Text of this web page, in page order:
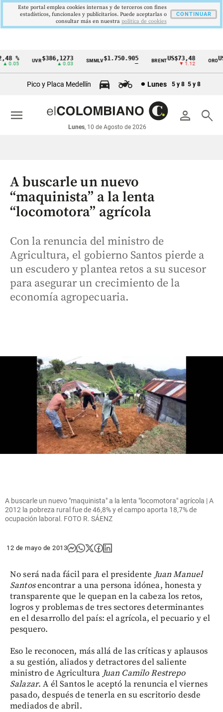
Cintillo
económicos
Colombia
% UVR$386,1273
▲ 0.03
SMMLV$1.750.905 BRENTUS$73,48
▼ 1.12
ORO
Pico y Placa Medellín Lunes 5 y 8 5 y 8
person search
Lunes, 10 de Agosto de 2026
menu
A buscarle un nuevo
“maquinista” a la lenta
“locomotora” agrícola
Con la renuncia del ministro de
Agricultura, el gobierno Santos pierde a
un escudero y plantea retos a su sucesor
para asegurar un crecimiento de la
economía agropecuaria.
A buscarle un nuevo "maquinista" a la lenta "locomotora" agrícola | A
2012 la pobreza rural fue de 46,8% y el campo aporta 18,7% de
ocupación laboral. FOTO R. SÁENZ
12 de mayo de 2013
No será nada fácil para el presidente Juan Manuel
Santosencontrar a una persona idónea, honesta y
transparente que le quepan en la cabeza los retos,
logros y problemas de tres sectores determinantes
en el desarrollo del país: el agrícola, el pecuario y el
pesquero.
Eso le reconocen, más allá de las críticas y aplausos
a su gestión, aliados y detractores del saliente
ministro de Agricultura Juan Camilo Restrepo
Salazar. A él Santos le aceptó la renuncia el viernes
pasado, después de tenerla en su escritorio desde
mediados de abril.
Este portal emplea cookies internas y de terceros con fines
estadísticos, funcionales y publicitarios. Puede aceptarlas o
consultar más en nuestra politica de cookies
CONTINUAR